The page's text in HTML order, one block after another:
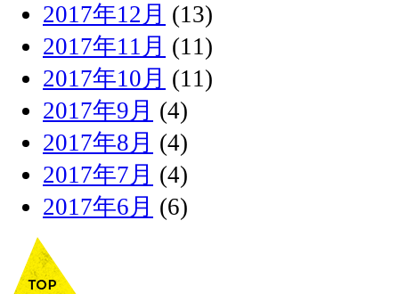
2017年12月 (13)
2017年11月 (11)
2017年10月 (11)
2017年9月 (4)
2017年8月 (4)
2017年7月 (4)
2017年6月 (6)